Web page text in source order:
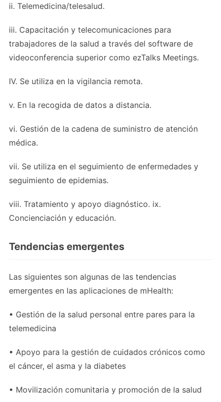
ii. Telemedicina/telesalud.
iii. Capacitación y telecomunicaciones para
trabajadores de la salud a través del software de
videoconferencia superior como ezTalks Meetings.
IV. Se utiliza en la vigilancia remota.
v. En la recogida de datos a distancia.
vi. Gestión de la cadena de suministro de atención
médica.
vii. Se utiliza en el seguimiento de enfermedades y
seguimiento de epidemias.
viii. Tratamiento y apoyo diagnóstico. ix.
Concienciación y educación.
Tendencias emergentes
Las siguientes son algunas de las tendencias
emergentes en las aplicaciones de mHealth:
• Gestión de la salud personal entre pares para la
telemedicina
• Apoyo para la gestión de cuidados crónicos como
el cáncer, el asma y la diabetes
• Movilización comunitaria y promoción de la salud